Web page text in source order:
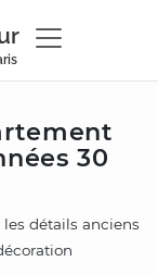
30
détails anciens